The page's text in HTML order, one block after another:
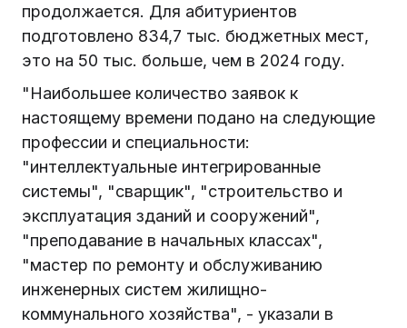
продолжается. Для абитуриентов
подготовлено 834,7 тыс. бюджетных мест,
это на 50 тыс. больше, чем в 2024 году.
"Наибольшее количество заявок к
настоящему времени подано на следующие
профессии и специальности:
"интеллектуальные интегрированные
системы", "сварщик", "строительство и
эксплуатация зданий и сооружений",
"преподавание в начальных классах",
"мастер по ремонту и обслуживанию
инженерных систем жилищно-
коммунального хозяйства", - указали в